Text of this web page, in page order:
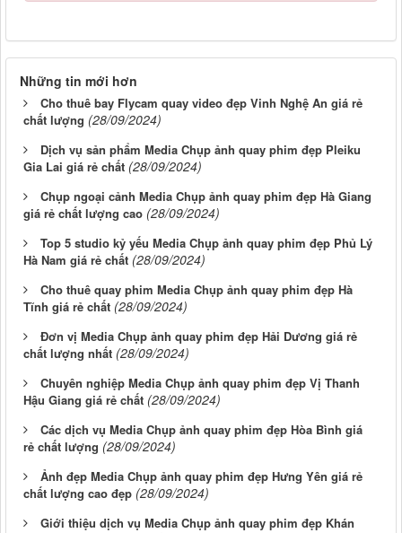
Những tin mới hơn
Cho thuê bay Flycam quay video đẹp Vinh Nghệ An giá rẻ
chất lượng (28/09/2024)
Dịch vụ sản phẩm Media Chụp ảnh quay phim đẹp Pleiku
Gia Lai giá rẻ chất (28/09/2024)
Chụp ngoại cảnh Media Chụp ảnh quay phim đẹp Hà Giang
giá rẻ chất lượng cao (28/09/2024)
Top 5 studio kỷ yếu Media Chụp ảnh quay phim đẹp Phủ Lý
Hà Nam giá rẻ chất (28/09/2024)
Cho thuê quay phim Media Chụp ảnh quay phim đẹp Hà
Tĩnh giá rẻ chất (28/09/2024)
Đơn vị Media Chụp ảnh quay phim đẹp Hải Dương giá rẻ
chất lượng nhất (28/09/2024)
Chuyên nghiệp Media Chụp ảnh quay phim đẹp Vị Thanh
Hậu Giang giá rẻ chất (28/09/2024)
Các dịch vụ Media Chụp ảnh quay phim đẹp Hòa Bình giá
rẻ chất lượng (28/09/2024)
Ảnh đẹp Media Chụp ảnh quay phim đẹp Hưng Yên giá rẻ
chất lượng cao đẹp (28/09/2024)
Giới thiệu dịch vụ Media Chụp ảnh quay phim đẹp Khán